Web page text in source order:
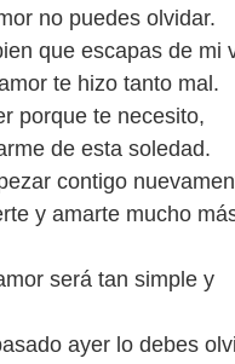
no puedes olvidar.
que escapas de mi
te hizo tanto mal.
porque te necesito,
de esta soledad.
contigo
y amarte mucho
será tan simple y
ayer lo debes